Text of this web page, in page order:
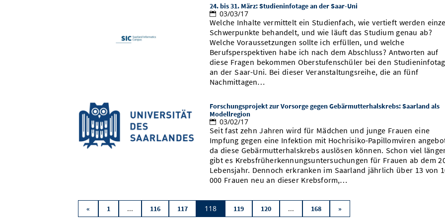
24. bis 31. März: Studieninfotage an der Saar-Uni
03/03/17
Welche Inhalte vermittelt ein Studienfach, wie vertieft werden
Schwerpunkte behandelt, und wie läuft das Studium genau ab?
Welche Voraussetzungen sollte ich erfüllen, und welche
Berufsperspektiven habe ich nach dem Abschluss? Antworten auf
diese Fragen bekommen Oberstufenschüler bei den
an der Saar-Uni. Bei dieser Veranstaltungsreihe, die an fünf
Nachmittagen…
Forschungsprojekt zur Vorsorge gegen Gebärmutterhalskrebs: Saarland als
Modellregion
03/02/17
Seit fast zehn Jahren wird für Mädchen und junge Frauen eine
Impfung gegen eine Infektion mit Hochrisiko-Papillomviren
da diese Gebärmutterhalskrebs auslösen können. Schon viel
gibt es Krebsfrüherkennungsuntersuchungen für Frauen ab dem
Lebensjahr. Dennoch erkranken im Saarland jährlich über 13 von
000 Frauen neu an dieser Krebsform,…
« 1 ... 116 117 118 119 120 ... 168 »